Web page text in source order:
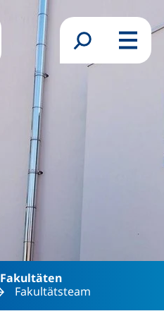
Direkt zum Inhalt
Suchformular
Menü
Fakultäten
Fakultätsteam